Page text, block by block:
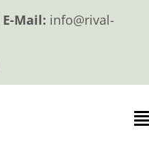
E-Mail: info@rival-